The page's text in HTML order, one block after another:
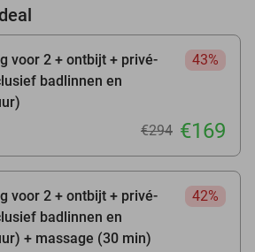
voor 2 + ontbijt + privé-
badlinnen en
43%
€294 €169
voor 2 + ontbijt + privé-
badlinnen en
+ massage (30 min)
42%